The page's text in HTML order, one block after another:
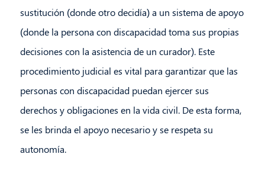
sustitución (donde otro decidía) a un sistema de apoyo
(donde la persona con discapacidad toma sus propias
decisiones con la asistencia de un curador). Este
procedimiento judicial es vital para garantizar que las
personas con discapacidad puedan ejercer sus
derechos y obligaciones en la vida civil. De esta forma,
se les brinda el apoyo necesario y se respeta su
autonomía.